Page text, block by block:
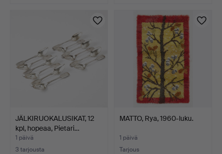
JÄLKIRUOKALUSIKAT, 12
kpl, hopeaa, Pietari…
1 päivä
3 tarjousta
MATTO, Rya, 1960-luku.
1 päivä
Tarjous